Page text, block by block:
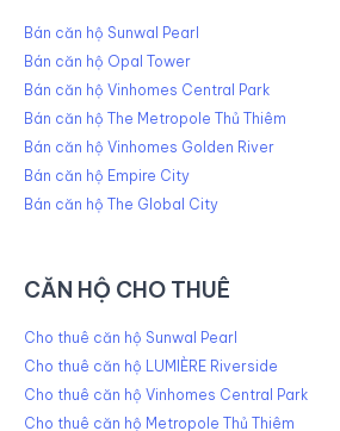
Bán căn hộ Sunwal Pearl
Bán căn hộ Opal Tower
Bán căn hộ Vinhomes Central Park
Bán căn hộ The Metropole Thủ Thiêm
Bán căn hộ Vinhomes Golden River
Bán căn hộ Empire City
Bán căn hộ The Global City
CĂN HỘ CHO THUÊ
Cho thuê căn hộ Sunwal Pearl
Cho thuê căn hộ LUMIÈRE Riverside
Cho thuê căn hộ Vinhomes Central Park
Cho thuê căn hộ Metropole Thủ Thiêm